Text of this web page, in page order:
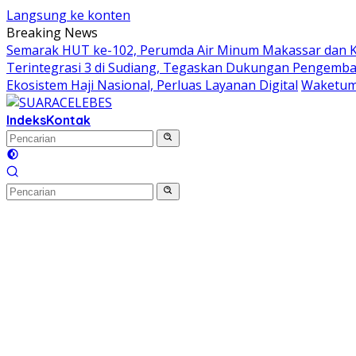
Langsung ke konten
Breaking News
Semarak HUT ke-102, Perumda Air Minum Makassar
Terintegrasi 3 di Sudiang, Tegaskan Dukungan
Ekosistem Haji Nasional, Perluas Layanan Digital
IndeksKontak